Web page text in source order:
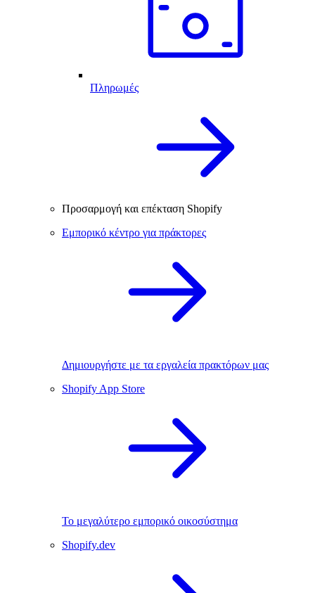
Πληρωμές
Προσαρμογή και επέκταση Shopify
Εμπορικό κέντρο για πράκτορες
Δημιουργήστε με τα εργαλεία πρακτόρων μας
Shopify App Store
Το μεγαλύτερο εμπορικό οικοσύστημα
Shopify.dev